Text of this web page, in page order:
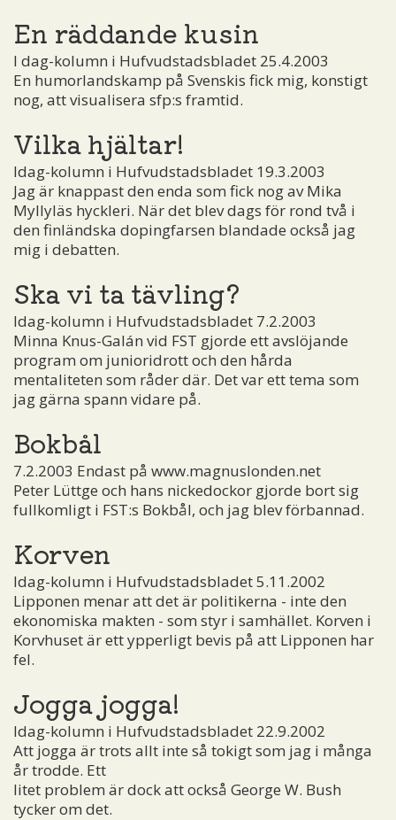
En räddande kusin
I dag-kolumn i Hufvudstadsbladet 25.4.2003
En humorlandskamp på Svenskis fick mig, konstigt
nog, att visualisera sfp:s framtid.
Vilka hjältar!
Idag-kolumn i Hufvudstadsbladet 19.3.2003
Jag är knappast den enda som fick nog av Mika
Myllyläs hyckleri. När det blev dags för rond två i
den finländska dopingfarsen blandade också jag
mig i debatten.
Ska vi ta tävling?
Idag-kolumn i Hufvudstadsbladet 7.2.2003
Minna Knus-Galán vid FST gjorde ett avslöjande
program om junioridrott och den hårda
mentaliteten som råder där. Det var ett tema som
jag gärna spann vidare på.
Bokbål
7.2.2003 Endast på www.magnuslonden.net
Peter Lüttge och hans nickedockor gjorde bort sig
fullkomligt i FST:s Bokbål, och jag blev förbannad.
Korven
Idag-kolumn i Hufvudstadsbladet 5.11.2002
Lipponen menar att det är politikerna - inte den
ekonomiska makten - som styr i samhället. Korven i
Korvhuset är ett ypperligt bevis på att Lipponen har
fel.
Jogga jogga!
Idag-kolumn i Hufvudstadsbladet 22.9.2002
Att jogga är trots allt inte så tokigt som jag i många
år trodde. Ett
litet problem är dock att också George W. Bush
tycker om det.